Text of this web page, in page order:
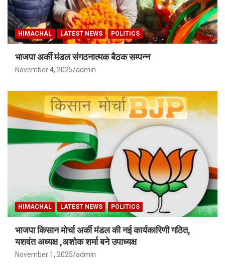
HIMACHAL LATEST NEWS POLITICS
भाजपा अर्की मंडल संगठनात्मक बैठक सम्पन्न
November 4, 2025 admin
HIMACHAL LATEST NEWS POLITICS
भाजपा किसान मोर्चा अर्की मंडल की नई कार्यकारिणी गठित,
यशवंत अध्यक्ष ,अशोक शर्मा बने उपाध्यक्ष
November 1, 2025 admin